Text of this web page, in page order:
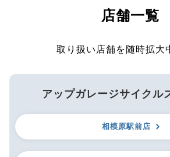
店舗一覧
取り扱い店舗を随時拡大
アップガレージサイクル
相模原駅前店